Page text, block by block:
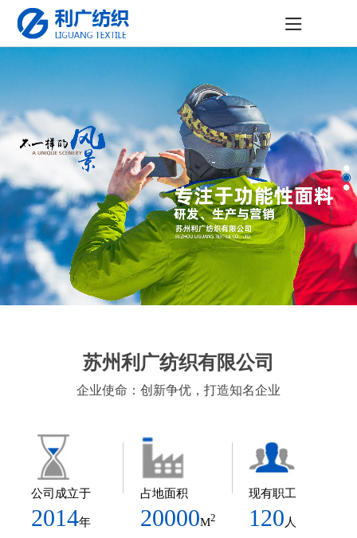
苏州利广纺织有限公司
企业使命：创新争优，打造知名企业
公司成立于
2014年
占地面积
20000M2
现有职工
120人